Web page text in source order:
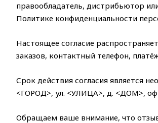
правообладатель, дистрибьютор
Политике конфиденциальности
Настоящее согласие
заказов, контактный телефон,
Срок действия согласия является
<ГОРОД>, ул. <УЛИЦА>, д. <ДОМ>,
Обращаем ваше внимание, что отзыв